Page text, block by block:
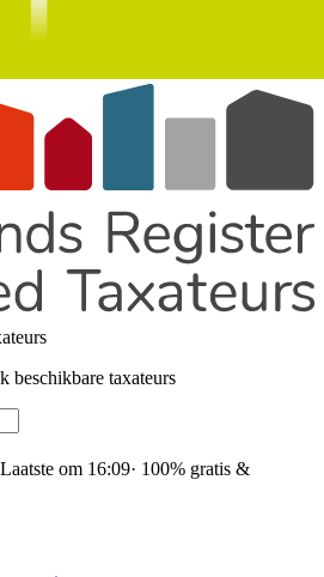
beschikbare taxateurs
Laatste om 16:09· 100% gratis &